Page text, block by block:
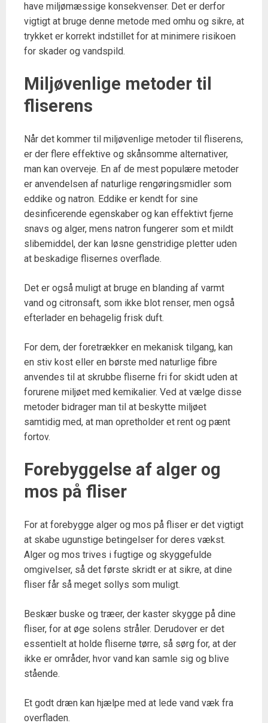
have miljømæssige konsekvenser. Det er derfor
vigtigt at bruge denne metode med omhu og sikre, at
trykket er korrekt indstillet for at minimere risikoen
for skader og vandspild.
Miljøvenlige metoder til
fliserens
Når det kommer til miljøvenlige metoder til fliserens,
er der flere effektive og skånsomme alternativer,
man kan overveje. En af de mest populære metoder
er anvendelsen af naturlige rengøringsmidler som
eddike og natron. Eddike er kendt for sine
desinficerende egenskaber og kan effektivt fjerne
snavs og alger, mens natron fungerer som et mildt
slibemiddel, der kan løsne genstridige pletter uden
at beskadige flisernes overflade.
Det er også muligt at bruge en blanding af varmt
vand og citronsaft, som ikke blot renser, men også
efterlader en behagelig frisk duft.
For dem, der foretrækker en mekanisk tilgang, kan
en stiv kost eller en børste med naturlige fibre
anvendes til at skrubbe fliserne fri for skidt uden at
forurene miljøet med kemikalier. Ved at vælge disse
metoder bidrager man til at beskytte miljøet
samtidig med, at man opretholder et rent og pænt
fortov.
Forebyggelse af alger og
mos på fliser
For at forebygge alger og mos på fliser er det vigtigt
at skabe ugunstige betingelser for deres vækst.
Alger og mos trives i fugtige og skyggefulde
omgivelser, så det første skridt er at sikre, at dine
fliser får så meget sollys som muligt.
Beskær buske og træer, der kaster skygge på dine
fliser, for at øge solens stråler. Derudover er det
essentielt at holde fliserne tørre, så sørg for, at der
ikke er områder, hvor vand kan samle sig og blive
stående.
Et godt dræn kan hjælpe med at lede vand væk fra
overfladen.